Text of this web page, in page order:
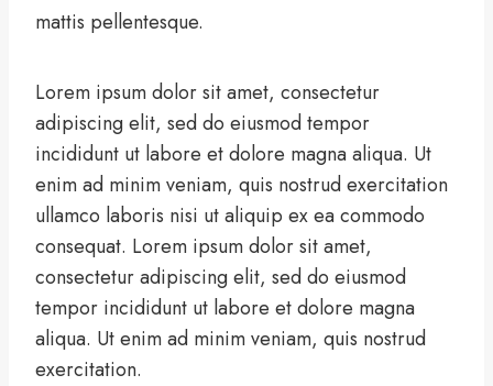
mattis pellentesque.
Lorem ipsum dolor sit amet, consectetur
adipiscing elit, sed do eiusmod tempor
incididunt ut labore et dolore magna aliqua. Ut
enim ad minim veniam, quis nostrud exercitation
ullamco laboris nisi ut aliquip ex ea commodo
consequat. Lorem ipsum dolor sit amet,
consectetur adipiscing elit, sed do eiusmod
tempor incididunt ut labore et dolore magna
aliqua. Ut enim ad minim veniam, quis nostrud
exercitation.